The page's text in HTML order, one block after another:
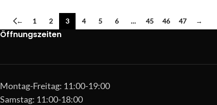
← 1 2 3 4 5 6 … 45 46 47 →
Öffnungszeiten
Montag-Freitag: 11:00-19:00
Samstag: 11:00-18:00